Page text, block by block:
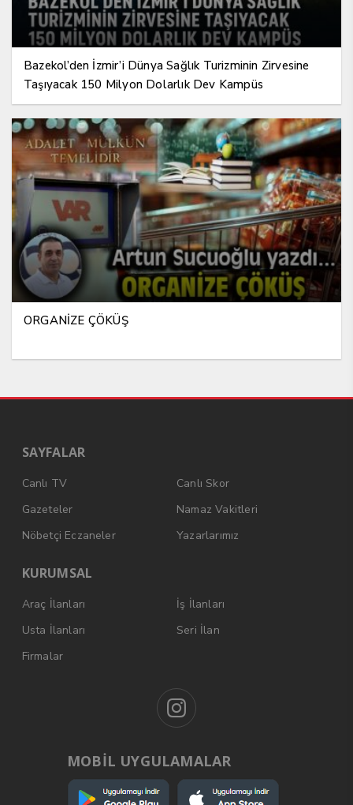
Bazekol’den İzmir’i Dünya Sağlık Turizminin Zirvesine
Taşıyacak 150 Milyon Dolarlık Dev Kampüs
ORGANİZE ÇÖKÜŞ
SAYFALAR
Canlı TV
Canlı Skor
Gazeteler
Namaz Vakitleri
Nöbetçi Eczaneler
Yazarlarımız
KURUMSAL
Araç İlanları
İş İlanları
Usta İlanları
Seri İlan
Firmalar
MOBİL UYGULAMALAR